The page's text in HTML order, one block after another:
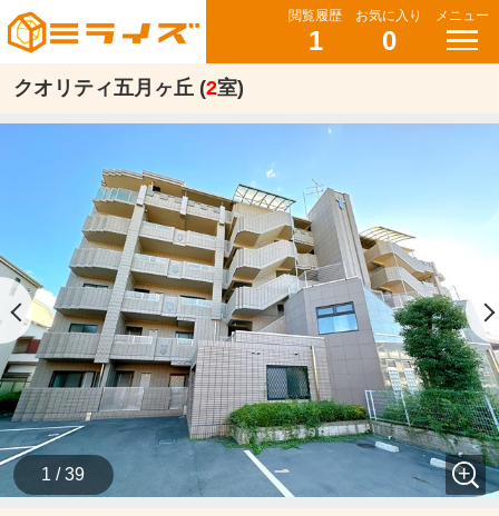
閲覧履歴
1
お気に入り
0
メニュー
クオリティ五月ヶ丘 (2室)
1 / 39